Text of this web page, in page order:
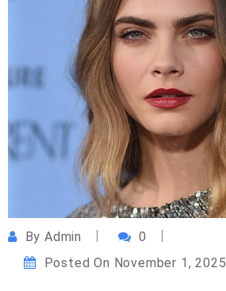
ByAdmin
0
Posted On November 1, 2025